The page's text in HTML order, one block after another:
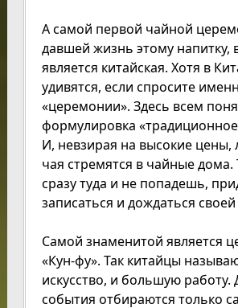
А самой первой чайной
давшей жизнь этому напитку,
является китайская. Хотя в
удивятся, если спросите
«церемонии». Здесь всем
формулировка
И, невзирая на высокие цены,
чая стремятся в чайные дома.
сразу туда и не попадешь,
записаться и дождаться
Самой знаменитой является
«Кун-фу». Так китайцы
искусство, и большую работу.
события отбираются только